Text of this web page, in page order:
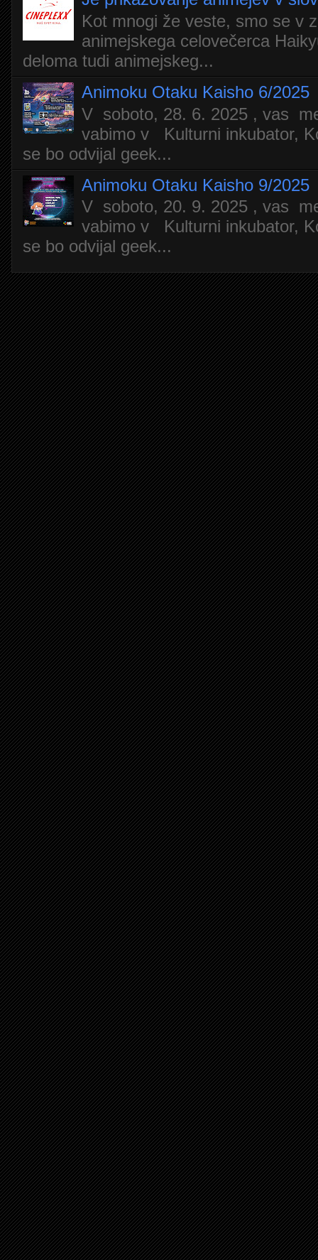
Kot mnogi že veste, smo se v
animejskega celovečerca
deloma tudi animejskeg...
Animoku Otaku Kaisho 6/2025
V soboto, 28. 6. 2025 , vas
vabimo v Kulturni inkubator,
se bo odvijal geek...
Animoku Otaku Kaisho 9/2025
V soboto, 20. 9. 2025 , vas
vabimo v Kulturni inkubator,
se bo odvijal geek...